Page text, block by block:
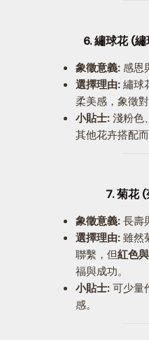
6. 繡球花 (
象徵意義: 感恩
選擇理由: 繡球
柔美感，象徵
小貼士: 淺粉色
其他花卉搭配而
7. 菊花
象徵意義: 長壽
選擇理由: 雖然
聯繫，但紅色
福與成功。
小貼士: 可少量
感。